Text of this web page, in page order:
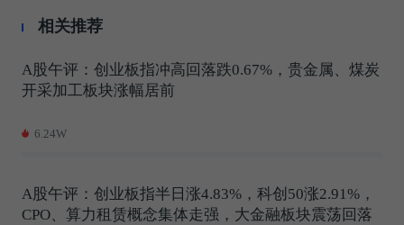
相关推荐
A股午评：创业板指冲高回落跌0.67%，贵金属、煤炭
开采加工板块涨幅居前
6.24W
A股午评：创业板指半日涨4.83%，科创50涨2.91%，
CPO、算力租赁概念集体走强，大金融板块震荡回落